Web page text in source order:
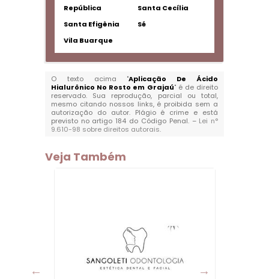
República
Santa Cecília
Santa Efigênia
Sé
Vila Buarque
O texto acima "Aplicação De Ácido
Hialurônico No Rosto em Grajaú" é de direito
reservado. Sua reprodução, parcial ou total,
mesmo citando nossos links, é proibida sem a
autorização do autor. Plágio é crime e está
previsto no artigo 184 do Código Penal. – Lei n°
9.610-98 sobre direitos autorais.
Veja Também